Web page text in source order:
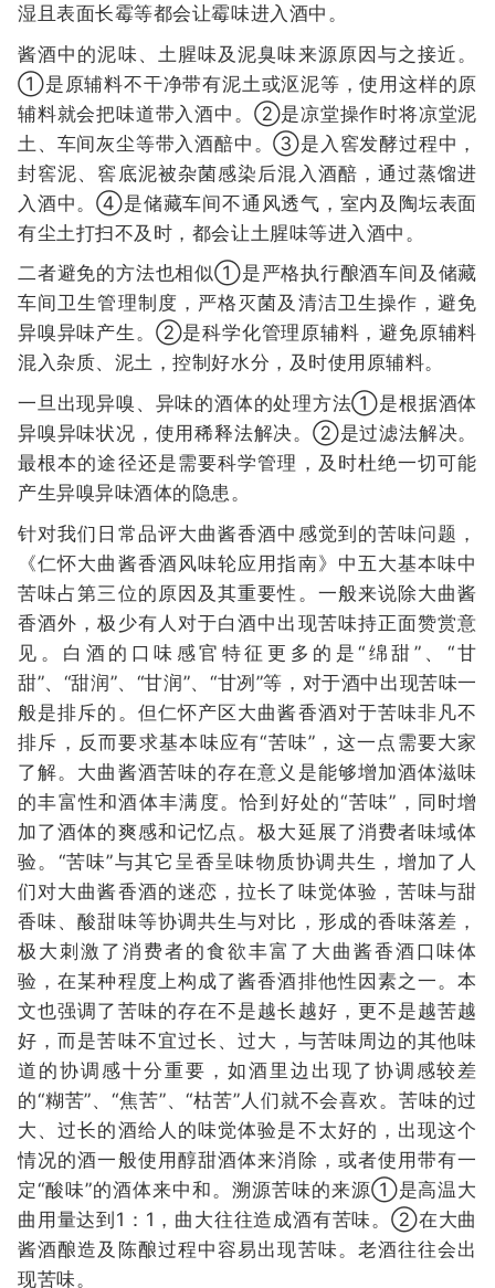
湿且表面长霉等都会让霉味进入酒中。
酱酒中的泥味、土腥味及泥臭味来源原因与之接近。
①是原辅料不干净带有泥土或沤泥等，使用这样的原
辅料就会把味道带入酒中。②是凉堂操作时将凉堂泥
土、车间灰尘等带入酒醅中。③是入窖发酵过程中，
封窖泥、窖底泥被杂菌感染后混入酒醅，通过蒸馏进
入酒中。④是储藏车间不通风透气，室内及陶坛表面
有尘土打扫不及时，都会让土腥味等进入酒中。
二者避免的方法也相似①是严格执行酿酒车间及储藏
车间卫生管理制度，严格灭菌及清洁卫生操作，避免
异嗅异味产生。②是科学化管理原辅料，避免原辅料
混入杂质、泥土，控制好水分，及时使用原辅料。
一旦出现异嗅、异味的酒体的处理方法①是根据酒体
异嗅异味状况，使用稀释法解决。②是过滤法解决。
最根本的途径还是需要科学管理，及时杜绝一切可能
产生异嗅异味酒体的隐患。
针对我们日常品评大曲酱香酒中感觉到的苦味问题，
《仁怀大曲酱香酒风味轮应用指南》中五大基本味中
苦味占第三位的原因及其重要性。一般来说除大曲酱
香酒外，极少有人对于白酒中出现苦味持正面赞赏意
见。白酒的口味感官特征更多的是“绵甜”、“甘
甜”、“甜润”、“甘润”、“甘冽”等，对于酒中出现苦味一
般是排斥的。但仁怀产区大曲酱香酒对于苦味非凡不
排斥，反而要求基本味应有“苦味”，这一点需要大家
了解。大曲酱酒苦味的存在意义是能够增加酒体滋味
的丰富性和酒体丰满度。恰到好处的“苦味”，同时增
加了酒体的爽感和记忆点。极大延展了消费者味域体
验。“苦味”与其它呈香呈味物质协调共生，增加了人
们对大曲酱香酒的迷恋，拉长了味觉体验，苦味与甜
香味、酸甜味等协调共生与对比，形成的香味落差，
极大刺激了消费者的食欲丰富了大曲酱香酒口味体
验，在某种程度上构成了酱香酒排他性因素之一。本
文也强调了苦味的存在不是越长越好，更不是越苦越
好，而是苦味不宜过长、过大，与苦味周边的其他味
道的协调感十分重要，如酒里边出现了协调感较差
的“糊苦”、“焦苦”、“枯苦”人们就不会喜欢。苦味的过
大、过长的酒给人的味觉体验是不太好的，出现这个
情况的酒一般使用醇甜酒体来消除，或者使用带有一
定“酸味”的酒体来中和。溯源苦味的来源①是高温大
曲用量达到1：1，曲大往往造成酒有苦味。②在大曲
酱酒酿造及陈酿过程中容易出现苦味。老酒往往会出
现苦味。